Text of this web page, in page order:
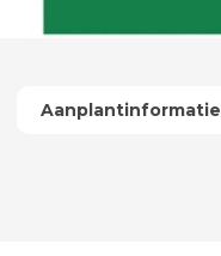
Aanplantinformatie